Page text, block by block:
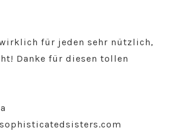
für jeden sehr nützlich,
Danke für diesen tollen